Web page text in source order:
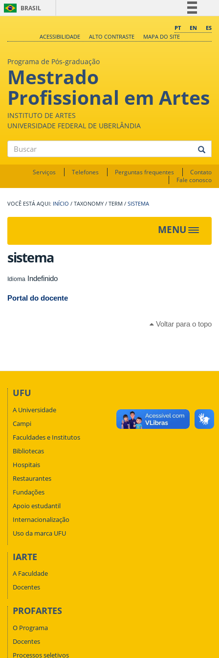
BRASIL
Comunica BR
Canais
PT EN
ES
ACESSIBILIDADE
ALTO CONTRASTE MAPA DO SITE
Programa de Pós-graduação
Mestrado
Profissional em Artes
INSTITUTO DE ARTES
UNIVERSIDADE FEDERAL DE UBERLÂNDIA
Buscar
Serviços Telefones Perguntas frequentes
Contato
Fale conosco
INÍCIO / TAXONOMY / TERM / SISTEMA
MENU
Toggle
sistema
Idioma Indefinido
Portal do docente
Voltar para o topo
UFU
A Universidade
Campi
Faculdades e Institutos
Bibliotecas
Hospitais
Restaurantes
Fundações
Apoio estudantil
Internacionalização
Uso da marca UFU
IARTE
A Faculdade
Docentes
PROFARTES
O Programa
Docentes
Processos seletivos